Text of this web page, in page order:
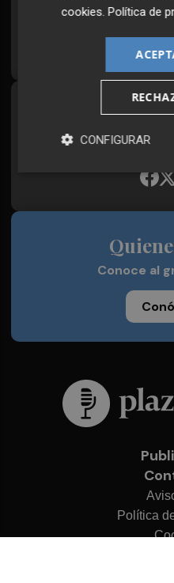
Todos los días a
Plaza Podcast,
Conoce al
Política
cookies.Política de
CONFIGURAR